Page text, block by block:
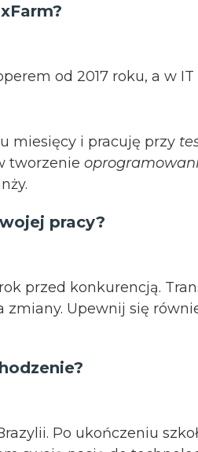
od 2017 roku, a w IT
miesięcy i pracuję przy
tworzenie
pracy?
przed konkurencją.
zmiany. Upewnij się
Po ukończeniu